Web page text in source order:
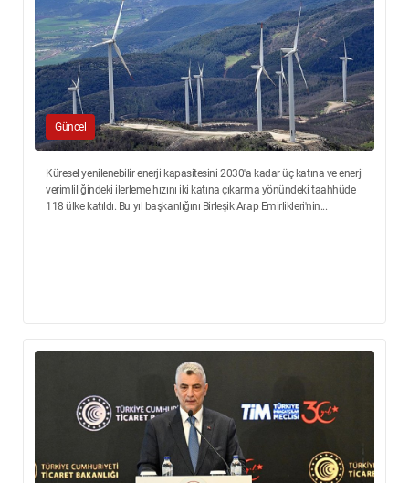
Güncel
Küresel yenilenebilir enerji kapasitesini 2030'a kadar üç katına ve enerji
verimliliğindeki ilerleme hızını iki katına çıkarma yönündeki taahhüde
118 ülke katıldı. Bu yıl başkanlığını Birleşik Arap Emirlikleri'nin...